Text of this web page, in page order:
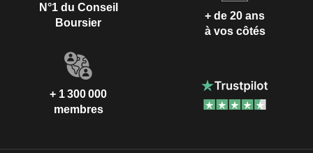
N°1 du Conseil
Boursier
+ de 20 ans
à vos côtés
+ 1 300 000
membres